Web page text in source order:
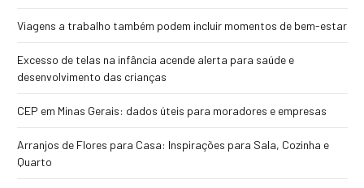
Viagens a trabalho também podem incluir momentos de bem-estar
Excesso de telas na infância acende alerta para saúde e
desenvolvimento das crianças
CEP em Minas Gerais: dados úteis para moradores e empresas
Arranjos de Flores para Casa: Inspirações para Sala, Cozinha e
Quarto